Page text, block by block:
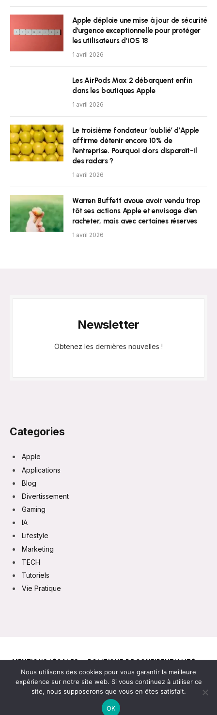
Apple déploie une mise à jour de sécurité
d’urgence exceptionnelle pour protéger
les utilisateurs d’iOS 18
1 avril 2026
Les AirPods Max 2 débarquent enfin
dans les boutiques Apple
1 avril 2026
Le troisième fondateur ‘oublié’ d’Apple
affirme détenir encore 10% de
l’entreprise. Pourquoi alors disparaît-il
des radars ?
1 avril 2026
Warren Buffett avoue avoir vendu trop
tôt ses actions Apple et envisage d’en
racheter, mais avec certaines réserves
1 avril 2026
Newsletter
Obtenez les dernières nouvelles !
Categories
Apple
Applications
Blog
Divertissement
Gaming
IA
Lifestyle
Marketing
TECH
Tutoriels
Vie Pratique
MENTIONS LÉGALES
POLITIQUE DE CONFIDENTIALITÉ
CONTACT
© 2026
Nous utilisons des cookies pour vous garantir la meilleure
expérience sur notre site web. Si vous continuez à utiliser ce
site, nous supposerons que vous en êtes satisfait.
OK